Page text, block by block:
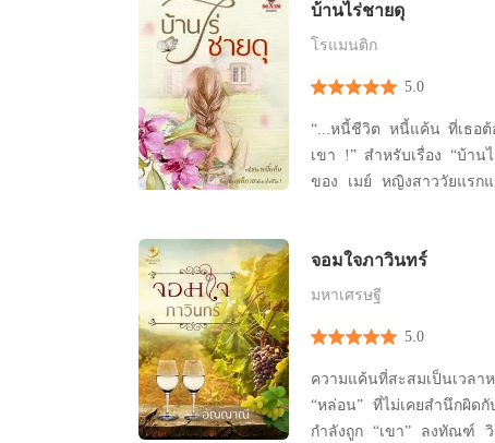
บ้านไร่ชายดุ
โรแมนติก
5.0
“...หนี้ชีวิต หนี้แค้น ที่เธอต้
เขา !” สำหรับเรื่อง “บ้าน
ของ เมย์ หญิงสาววัยแรกแ
จอมใจภาวินทร์
มหาเศรษฐี
5.0
ความแค้นที่สะสมเป็นเวลา
“หล่อน” ที่ไม่เคยสำนึกผิดกั
กำลังถูก “เขา” ลงทัณฑ์ วิ